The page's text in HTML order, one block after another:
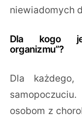
niewiadomych
Dla kogo
organizmu”?
Dla
osobom z